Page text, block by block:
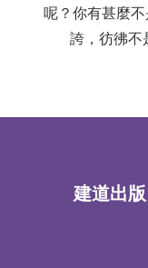
呢？你有甚麼
誇，彷彿
建道出版